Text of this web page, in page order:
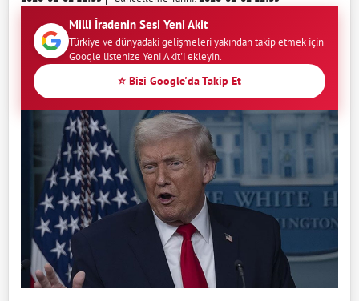
Milli İradenin Sesi Yeni Akit
Türkiye ve dünyadaki gelişmeleri yakından takip etmek için
Google listenize Yeni Akit'i ekleyin.
⭐ Bizi Google'da Takip Et